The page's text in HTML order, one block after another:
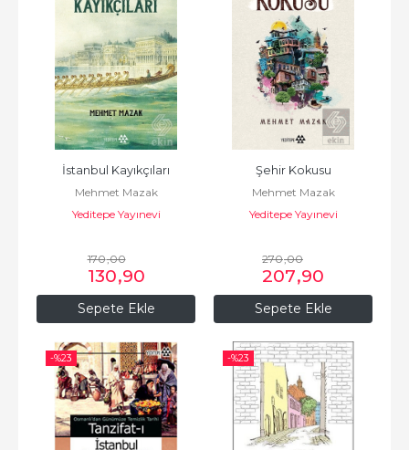
Sepete Ekle
İstanbul Kayıkçıları
Mehmet Mazak
Yeditepe Yayınevi
170,00
130,90
Sepete Ekle
Şehir Kokusu
Mehmet Mazak
Yeditepe Yayınevi
270,00
207,90
-%23 -%23